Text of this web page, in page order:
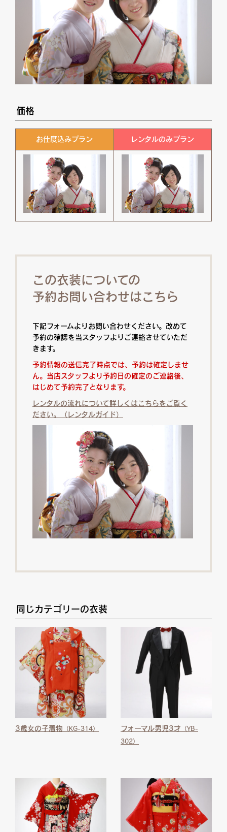
価格
お仕度込みプラン レンタルのみプラン
この衣装についての
予約お問い合わせはこちら
下記フォームよりお問い合わせください。改めて
予約の確認を当スタッフよりご連絡させていただ
きます。
予約情報の送信完了時点では、予約は確定しませ
ん。当店スタッフより予約日の確定のご連絡後、
はじめて予約完了となります。
レンタルの流れについて詳しくはこちらをご覧く
ださい。（レンタルガイド）
同じカテゴリーの衣装
3歳女の子着物 （KG-314） フォーマル男児3才 （YB-
302）